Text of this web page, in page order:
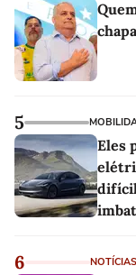
5
Eles
6 NOTÍCIAS